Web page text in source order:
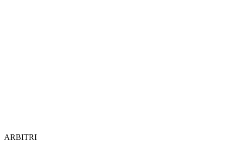
ARBITRI